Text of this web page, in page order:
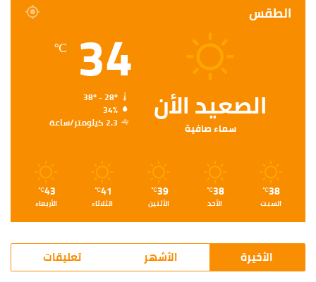
الطقس
الصعيد الأن
سماء صافية
34
℃
38º - 28º
34%
2.3 كيلومتر/ساعة
38
℃
السبت
38
℃
الأحد
39
℃
الأثنين
41
℃
الثلاثاء
43
℃
الأربعاء
الأخيرة الأشهر تعليقات